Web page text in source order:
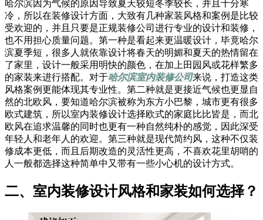
哈尔滨因为气候的原因导致夏天较短冬季较长，并且十分寒
冷，所以在装修设计方面，大致有几种家装风格和案例是比较
受欢迎的，并且只要是正规装修公司进行专业的设计和装修，
也不用担心质量问题。第一种是看起来更温暖设计，毕竟哈尔
滨夏季短，很多人就依靠设计将春天的明媚和夏天的热情留在
了家里，设计一般采用明快的颜色，在加上田园风或花样繁多
的家装来进行搭配。对于哈尔滨室内装修公司来说，打造这类
风格案例更能体现其专业性。第二种就是更接近气候也更显自
然的北欧风，要知道哈尔滨被称为东方小巴黎，城市更有很多
欧式建筑，所以室内装修设计选择欧式的家庭比比皆是，而北
欧风在追求温馨的同时也更有一种自然纯朴的感觉，因此深受
年轻人和老年人的欢迎。第三种就是现代简约风，这种不仅装
修成本更低，而且后期改造的灵活性更高，不喜欢花里胡哨的
人一般都选择这种简单中又带有一些小心机的设计方式。
二、室内装修设计风格和家装如何选择？